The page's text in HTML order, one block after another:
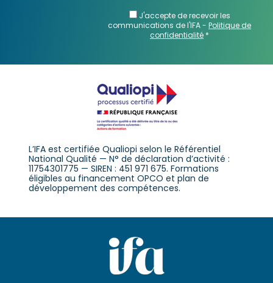
J'accepte de recevoir les
communications de l'IFA -Politique de
confidentialité *
L’IFA est certifiée Qualiopi selon le Référentiel
National Qualité — N° de déclaration d’activité :
11754301775 — SIREN : 451 971 675. Formations
éligibles au financement OPCO et plan de
développement des compétences.